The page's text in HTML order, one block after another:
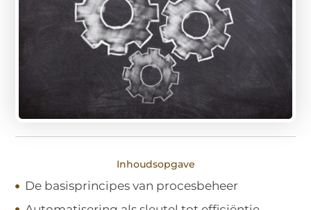
Inhoudsopgave
De basisprincipes van procesbeheer